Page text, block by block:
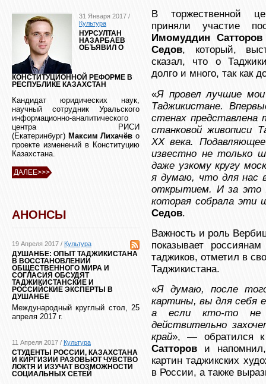
31 Января 2017 /
Культура
НУРСУЛТАН
НАЗАРБАЕВ
ОБЪЯВИЛ О
КОНСТИТУЦИОННОЙ РЕФОРМЕ В
РЕСПУБЛИКЕ КАЗАХСТАН
Кандидат юридических наук,
научный сотрудник Уральского
информационно-аналитического
центра РИСИ
(Екатеринбург) Максим Лихачёв о
проекте изменений в Конституцию
Казахстана.
ДАЛЕЕ>>>
АНОНСЫ
19 Апреля 2017 / Культура
ДУШАНБЕ: ОПЫТ ТАДЖИКИСТАНА
В ВОССТАНОВЛЕНИИ
ОБЩЕСТВЕННОГО МИРА И
СОГЛАСИЯ ОБСУДЯТ
ТАДЖИКИСТАНСКИЕ И
РОССИЙСКИЕ ЭКСПЕРТЫ В
ДУШАНБЕ
Международный круглый стол, 25
апреля 2017 г.
11 Апреля 2017 / Культура
СТУДЕНТЫ РОССИИ, КАЗАХСТАНА
И КИРГИЗИИ РАЗОВЬЮТ ЧУВСТВО
ЛОКТЯ И ИЗУЧАТ ВОЗМОЖНОСТИ
СОЦИАЛЬНЫХ СЕТЕЙ
В торжественной
приняли участие
Имомуддин Сатторов
Седов, который,
сказал, что о
долго и много, так как
«Я провел лучшие
Таджикистане.
стенах представлена
станковой живописи
XX века.
известно не только
даже узкому кругу
я думаю, что для нас
открытием. И за это
которая собрала эти
Седов.
Важность и роль
показывает
таджиков, отметил в
Таджикистана.
«Я думаю, после
картины, вы для себя
а если кто-то не
действительно
край», — обратился
Сатторов и
картин таджикских
в России, а также